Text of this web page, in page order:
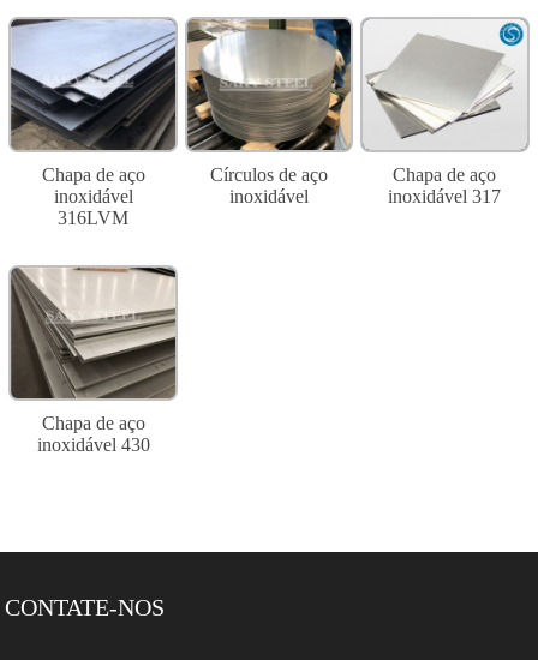
Chapa de aço
inoxidável
316LVM
Círculos de aço
inoxidável
Chapa de aço
inoxidável 317
Chapa de aço
inoxidável 430
CONTATE-NOS